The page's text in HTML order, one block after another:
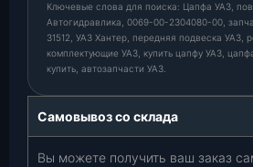
Ключевые слова для поиска: Цапфа УАЗ,
Автогидравлика, 0069-00-2304080-00,
31512, УАЗ Хантер, передняя подвеска УАЗ,
комплектующие УАЗ, купить цапфу УАЗ,
купить, автозапчасти УАЗ.
Самовывоз со склада
Вы можете получить ваш заказ